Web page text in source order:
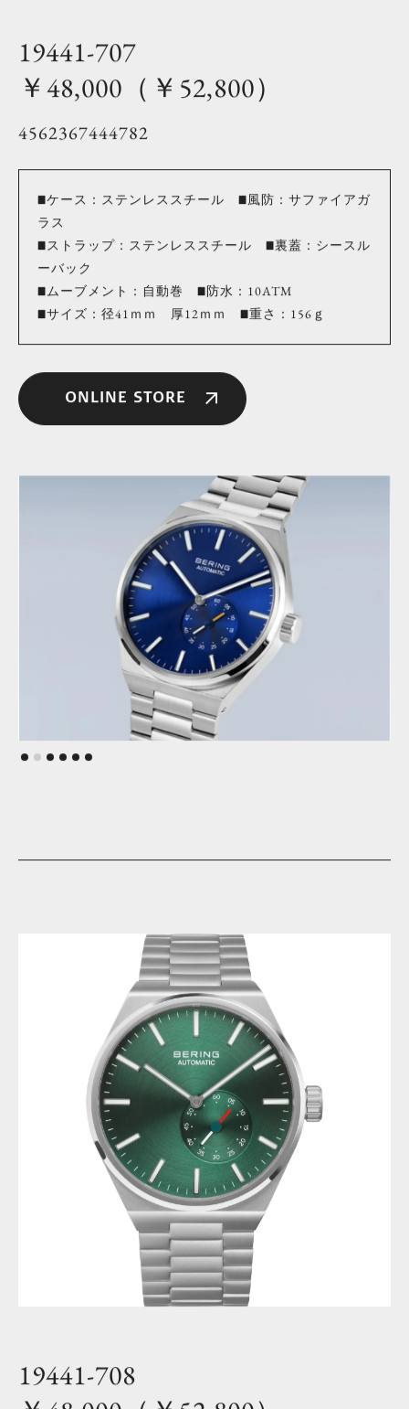
19441-707
￥48,000（￥52,800）
4562367444782
■ケース：ステンレススチール ■風防：サファイアガ
ラス
■ストラップ：ステンレススチール ■裏蓋：シースル
ーバック
■ムーブメント：自動巻 ■防水：10ATM
■サイズ：径41ｍｍ 厚12ｍｍ ■重さ：156ｇ
ONLINE STORE
19441-708